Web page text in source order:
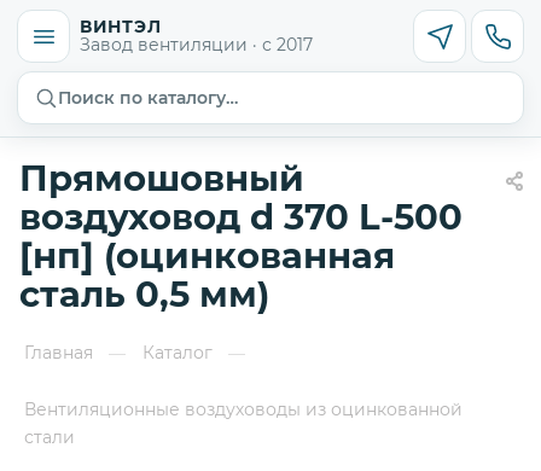
ВИНТЭЛ
Завод вентиляции · с 2017
Поиск по каталогу…
Прямошовный
воздуховод d 370 L-500
[нп] (оцинкованная
сталь 0,5 мм)
Главная — Каталог —
Вентиляционные воздуховоды из оцинкованной
стали